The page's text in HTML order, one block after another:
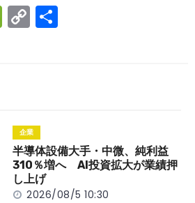
W C
n
k
企業
半導体設備大手・中微、純利益
310％増へ AI投資拡大が業績押
し上げ
2026/08/5 10:30